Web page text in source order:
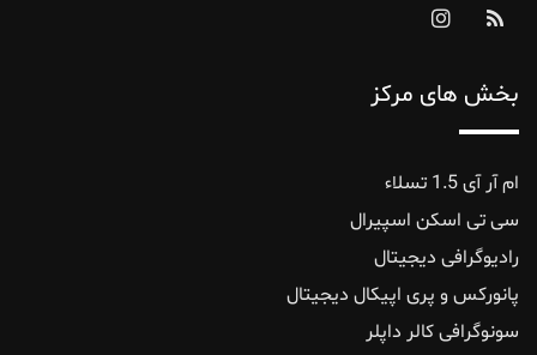
بخش های مرکز
ام آر آی 1.5 تسلاء
سی تی اسکن اسپیرال
رادیوگرافی دیجیتال
پانورکس‌ و ‌پری ‌اپیکال ‌دیجیتال
سونوگرافی کالر داپلر